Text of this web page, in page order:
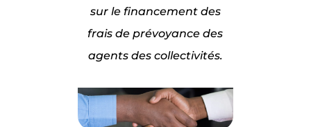
sur le financement des
frais de prévoyance des
agents des collectivités.